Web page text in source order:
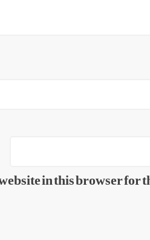
in this browser for